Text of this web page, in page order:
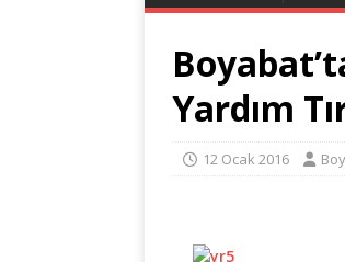
Yardım
12 Ocak 2016